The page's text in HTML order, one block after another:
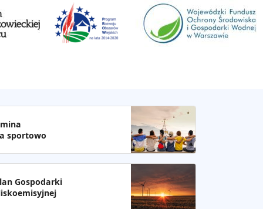
sportowo
Gospodarki